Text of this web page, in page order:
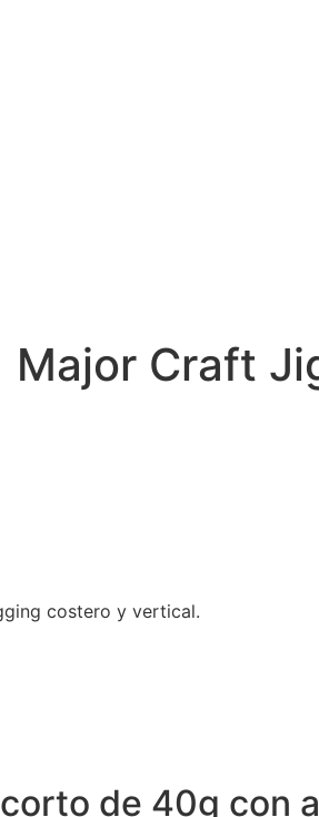
Major Craft
costero y vertical.
de 40g con